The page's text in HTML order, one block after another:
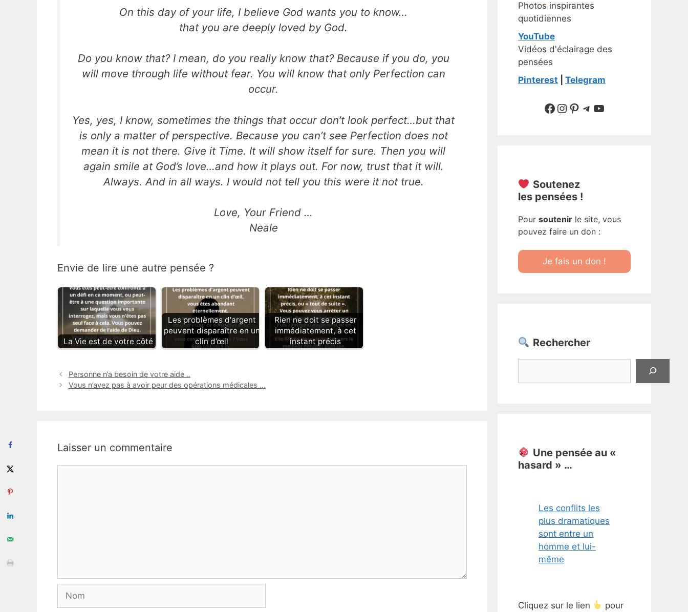
On this day of your life, I believe God wants you to know…
that you are deeply loved by God.
Do you know that? I mean, do you really know that? Because if you do, you
will move through life without fear. You will know that only Perfection can
occur.
Yes, yes, I know, sometimes the things that occur don’t look perfect…but that
is only a matter of perspective. Because you can’t see Perfection does not
mean it is not there. Give it Time. It will show itself for sure. Then you will
again smile at God’s love…and how it plays out. For now, trust that it will.
Always. And in all ways. I would not tell you this were it not true.
Love, Your Friend …
Neale
Envie de lire une autre pensée ?
La Vie est de votre côté
Les problèmes d'argent
peuvent disparaître en un
clin d’œil
Rien ne doit se passer
immédiatement, à cet
instant précis
Personne n’a besoin de votre aide ..
Vous n’avez pas à avoir peur des opérations médicales …
Laisser un commentaire
Nom
Photos inspirantes
quotidiennes
YouTube
Vidéos d'éclairage des
pensées
Pinterest
Telegram
Suivre sur Facebook
Suivre sur Instagram
Pinterest
Sur Telegram
YouTube
Soutenez
les pensées !
Pour soutenir le site, vous
pouvez faire un don :
Je fais un don !
Rechercher
Une pensée au «
hasard » …
Les conflits les
plus dramatiques
sont entre un
homme et lui-
même
Cliquez sur le lien
pour